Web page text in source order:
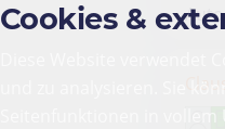
Cookies &
und zu analysieren. Sie
Seitenfunktionen in